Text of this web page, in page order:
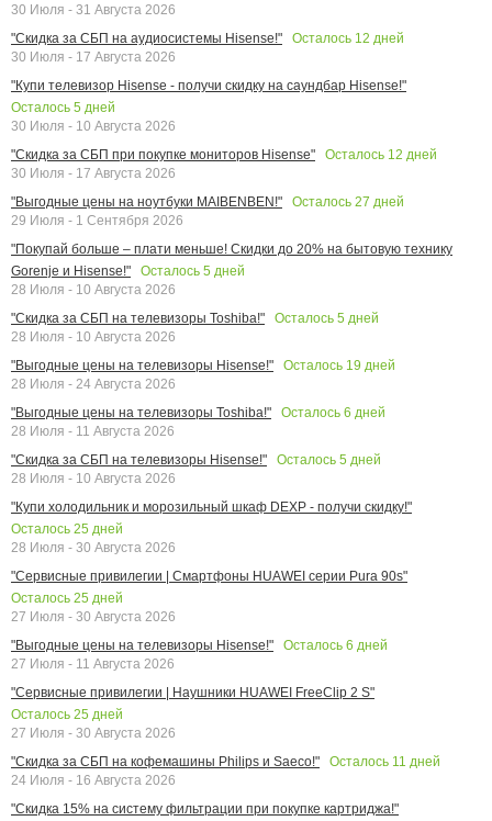
30 Июля - 31 Августа 2026
"Скидка за СБП на аудиосистемы Hisense!"
Осталось 12 дней
30 Июля - 17 Августа 2026
"Купи телевизор Hisense - получи скидку на саундбар Hisense!"
Осталось 5 дней
30 Июля - 10 Августа 2026
"Скидка за СБП при покупке мониторов Hisense"
Осталось 12 дней
30 Июля - 17 Августа 2026
"Выгодные цены на ноутбуки MAIBENBEN!"
Осталось 27 дней
29 Июля - 1 Сентября 2026
"Покупай больше – плати меньше! Скидки до 20% на бытовую технику
Gorenje и Hisense!"
Осталось 5 дней
28 Июля - 10 Августа 2026
"Скидка за СБП на телевизоры Toshiba!"
Осталось 5 дней
28 Июля - 10 Августа 2026
"Выгодные цены на телевизоры Hisense!"
Осталось 19 дней
28 Июля - 24 Августа 2026
"Выгодные цены на телевизоры Toshiba!"
Осталось 6 дней
28 Июля - 11 Августа 2026
"Скидка за СБП на телевизоры Hisense!"
Осталось 5 дней
28 Июля - 10 Августа 2026
"Купи холодильник и морозильный шкаф DEXP - получи скидку!"
Осталось 25 дней
28 Июля - 30 Августа 2026
"Сервисные привилегии | Смартфоны HUAWEI серии Pura 90s"
Осталось 25 дней
27 Июля - 30 Августа 2026
"Выгодные цены на телевизоры Hisense!"
Осталось 6 дней
27 Июля - 11 Августа 2026
"Сервисные привилегии | Наушники HUAWEI FreeClip 2 S"
Осталось 25 дней
27 Июля - 30 Августа 2026
"Скидка за СБП на кофемашины Philips и Saeco!"
Осталось 11 дней
24 Июля - 16 Августа 2026
"Скидка 15% на систему фильтрации при покупке картриджа!"